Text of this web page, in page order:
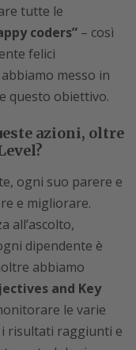
tutte le
coders” – così
felici
messo in
questo obiettivo.
azioni, oltre
ogni suo parere e
e migliorare.
all’ascolto,
dipendente è
abbiamo
and Key
le varie
i risultati raggiunti e